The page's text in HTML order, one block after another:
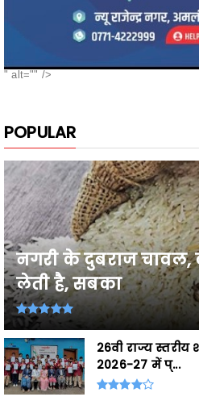
POPULAR
नगरी के दुबराज
लेती है, सबका
26वी राज्य स्तरीय
2026-27 में प्...
शासकीय सेवाओं ...